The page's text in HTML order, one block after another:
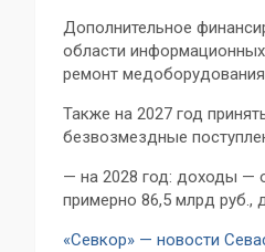
Дополнительное
области
ремонт
Также на 2027 год
безвозмездные
— на 2028 год: доходы —
примерно 86,5 млрд руб.,
«Севкор» — новости